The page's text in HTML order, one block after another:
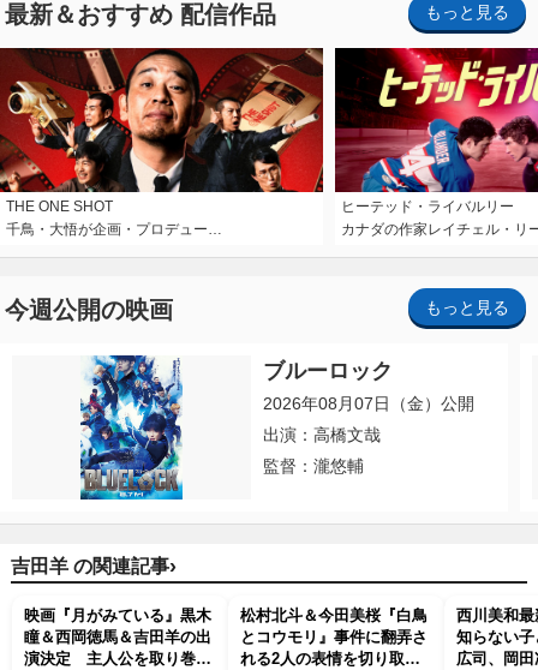
最新＆おすすめ 配信作品 もっと見る
THE ONE SHOT
千鳥・大悟が企画・プロデュー…
ヒーテッド・ライバルリー
カナダの作家レイチェル・リ
今週公開の映画 もっと見る
ブルーロック
2026年08月07日（金）公開
出演：高橋文哉
監督：瀧悠輔
吉田羊 の関連記事›
映画『月がみている』黒木
瞳＆西岡徳馬＆吉田羊の出
演決定 主人公を取り巻く
松村北斗＆今田美桜『白鳥
とコウモリ』事件に翻弄さ
れる2人の表情を切り取っ
西川美和
知らない
広司、岡